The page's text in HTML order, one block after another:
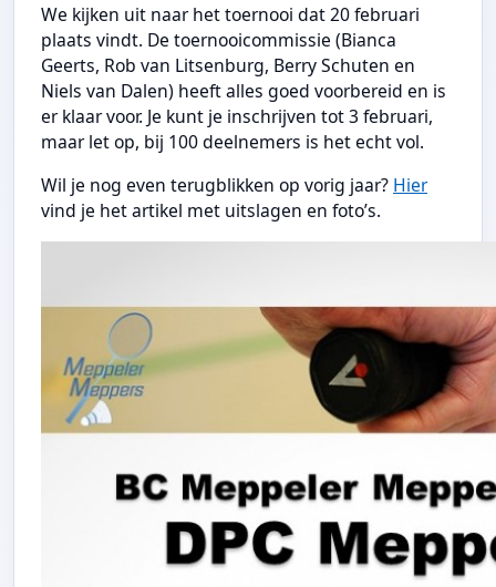
We kijken uit naar het toernooi dat 20 februari
plaats vindt. De toernooicommissie (Bianca
Geerts, Rob van Litsenburg, Berry Schuten en
Niels van Dalen) heeft alles goed voorbereid en is
er klaar voor. Je kunt je inschrijven tot 3 februari,
maar let op, bij 100 deelnemers is het echt vol.
Wil je nog even terugblikken op vorig jaar? Hier
vind je het artikel met uitslagen en foto’s.